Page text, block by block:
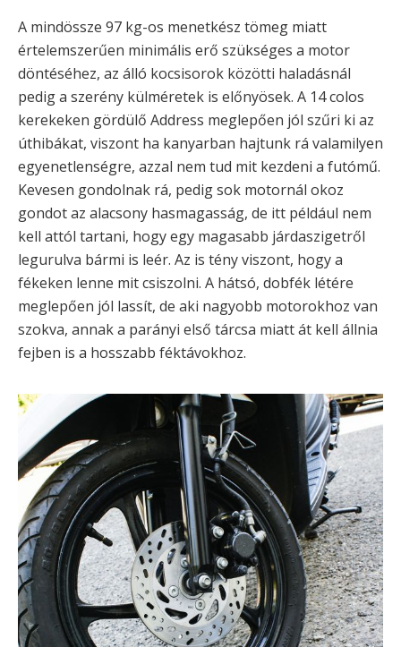
A mindössze 97 kg-os menetkész tömeg miatt
értelemszerűen minimális erő szükséges a motor
döntéséhez, az álló kocsisorok közötti haladásnál
pedig a szerény külméretek is előnyösek. A 14 colos
kerekeken gördülő Address meglepően jól szűri ki az
úthibákat, viszont ha kanyarban hajtunk rá valamilyen
egyenetlenségre, azzal nem tud mit kezdeni a futómű.
Kevesen gondolnak rá, pedig sok motornál okoz
gondot az alacsony hasmagasság, de itt például nem
kell attól tartani, hogy egy magasabb járdaszigetről
legurulva bármi is leér. Az is tény viszont, hogy a
fékeken lenne mit csiszolni. A hátsó, dobfék létére
meglepően jól lassít, de aki nagyobb motorokhoz van
szokva, annak a parányi első tárcsa miatt át kell állnia
fejben is a hosszabb féktávokhoz.